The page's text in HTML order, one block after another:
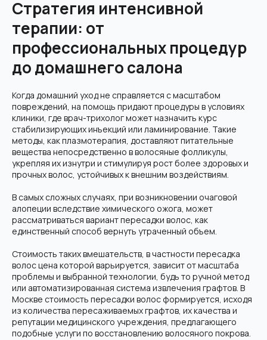
Стратегия интенсивной
терапии: от
профессиональных процедур
до домашнего салона
Когда домашний уход не справляется с масштабом
повреждений, на помощь придают процедуры в условиях
клиники, где врач-трихолог может назначить курс
стабилизирующих инъекций или ламинирование. Такие
методы, как плазмотерапия, доставляют питательные
вещества непосредственно в волосяные фолликулы,
укрепляя их изнутри и стимулируя рост более здоровых и
прочных волос, устойчивых к внешним воздействиям.
В самых сложных случаях, при возникновении очаговой
алопеции вследствие химического ожога, может
рассматриваться вариант пересадки волос, как
единственный способ вернуть утраченный объем.
Стоимость таких вмешательств, в частности пересадка
волос цена которой варьируется, зависит от масштаба
проблемы и выбранной технологии, будь то ручной метод
или автоматизированная система извлечения графтов. В
Москве стоимость пересадки волос формируется, исходя
из количества пересаживаемых графтов, их качества и
репутации медицинского учреждения, предлагающего
подобные услуги по восстановлению волосяного покрова.